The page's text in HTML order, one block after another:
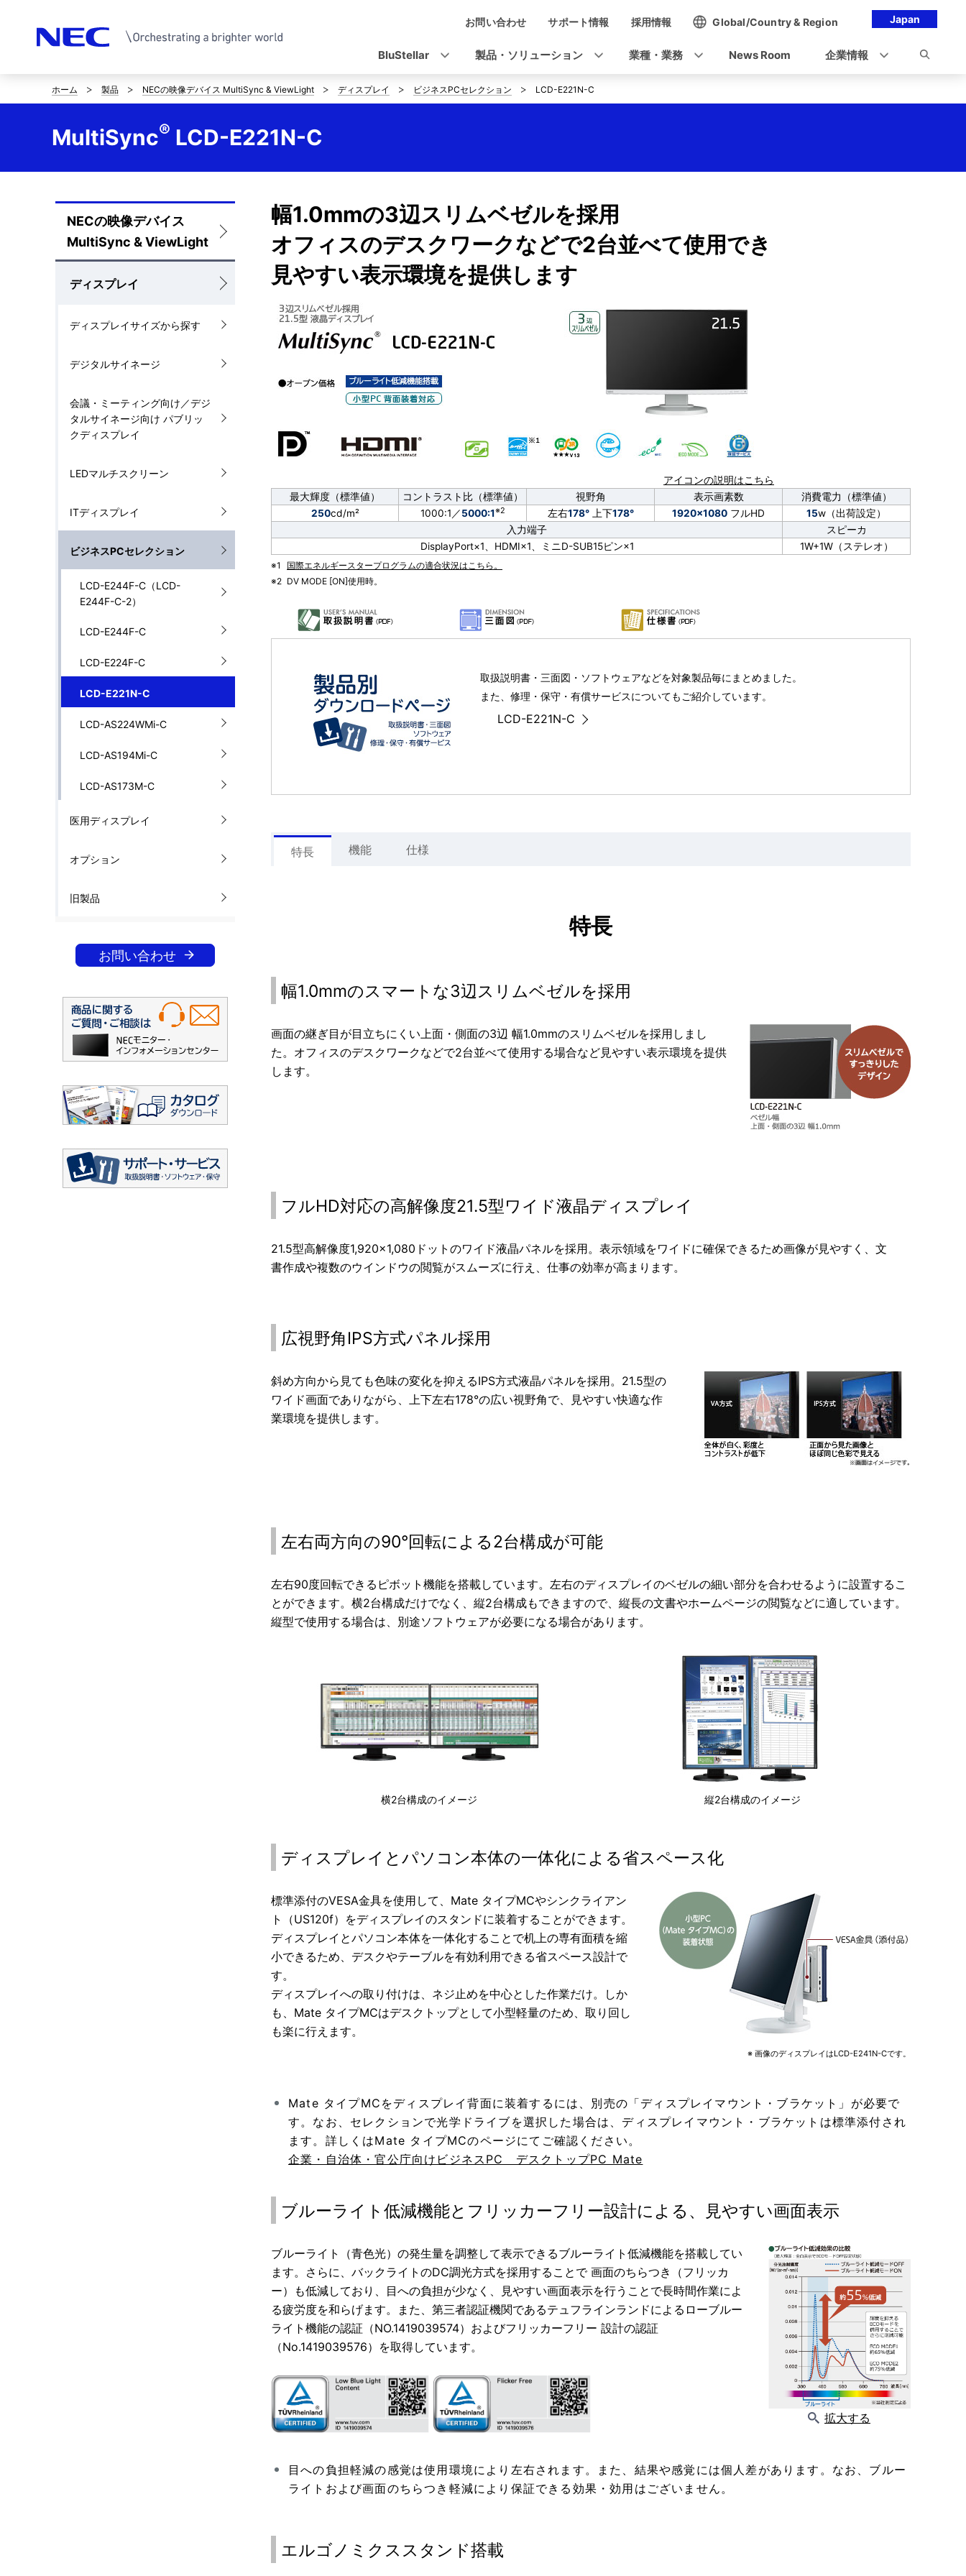
Japan
ゲ
ー
お問い合わせ サポート情報 採用情報 Global/Country & Region
BluStellar 製品・ソリューション 業種・業務 News Room 企業情報
サ
イ
の
現
在
。
ホーム 製品 NECの映像デバイス MultiSync & ViewLight ディスプレイ ビジネスPCセレクション LCD-E221N-C
MultiSync® LCD-E221N-C
ロ
ー
カ
ビ
ゲ
ー
ョ
ン
NECの映像デバイス
MultiSync & ViewLight
ディスプレイ
ディスプレイサイズから探す
デジタルサイネージ
会議・ミーティング向け／デジ
タルサイネージ向け パブリッ
クディスプレイ
LEDマルチスクリーン
ITディスプレイ
ビジネスPCセレクション
LCD-E244F-C（LCD-
E244F-C-2）
LCD-E244F-C
LCD-E224F-C
LCD-E221N-C
LCD-AS224WMi-C
LCD-AS194Mi-C
LCD-AS173M-C
医用ディスプレイ
オプション
旧製品
お問い合わせ
幅1.0mmの3辺スリムベゼルを採用
オフィスのデスクワークなどで2台並べて使用でき
見やすい表示環境を提供します
アイコンの説明はこちら
最大輝度（標準値） コントラスト比（標準値） 視野角 表示画素数
消費電力（標準値）
250cd/m² 1000:1／5000:1※2 左右178°上下178° 1920×1080 フルHD 15w（出荷設定）
入力端子
スピーカ
DisplayPort×1、HDMI×1、ミニD-SUB15ピン×1
1W+1W（ステレオ）
※1
国際エネルギースタープログラムの適合状況はこちら。
※2 DV MODE [ON]使用時。
取扱説明書・三面図・ソフトウェアなどを対象製品毎にまとめました。
また、修理・保守・有償サービスについてもご紹介しています。
LCD-E221N-C
特長 機能 仕様
特長
幅1.0mmのスマートな3辺スリムベゼルを採用
画面の継ぎ目が目立ちにくい上面・側面の3辺 幅1.0mmのスリムベゼルを採用しまし
た。オフィスのデスクワークなどで2台並べて使用する場合など見やすい表示環境を提供
します。
フルHD対応の高解像度21.5型ワイド液晶ディスプレイ
21.5型高解像度1,920×1,080ドットのワイド液晶パネルを採用。表示領域をワイドに確保できるため画像が見やすく、文
書作成や複数のウインドウの閲覧がスムーズに行え、仕事の効率が高まります。
広視野角IPS方式パネル採用
斜め方向から見ても色味の変化を抑えるIPS方式液晶パネルを採用。21.5型の
ワイド画面でありながら、上下左右178°の広い視野角で、見やすい快適な作
業環境を提供します。
左右両方向の90°回転による2台構成が可能
左右90度回転できるピボット機能を搭載しています。左右のディスプレイのベゼルの細い部分を合わせるように設置するこ
とができます。横2台構成だけでなく、縦2台構成もできますので、縦長の文書やホームページの閲覧などに適しています。
縦型で使用する場合は、別途ソフトウェアが必要になる場合があります。
横2台構成のイメージ 縦2台構成のイメージ
ディスプレイとパソコン本体の一体化による省スペース化
※ 画像のディスプレイはLCD-E241N-Cです。
標準添付のVESA金具を使用して、Mate タイプMCやシンクライアン
ト（US120f）をディスプレイのスタンドに装着することができます。
ディスプレイとパソコン本体を一体化することで机上の専有面積を縮
小できるため、デスクやテーブルを有効利用できる省スペース設計で
す。
ディスプレイへの取り付けは、ネジ止めを中心とした作業だけ。しか
も、Mate タイプMCはデスクトップとして小型軽量のため、取り回し
も楽に行えます。
Mate タイプMCをディスプレイ背面に装着するには、別売の「ディスプレイマウント・ブラケット」が必要で
す。なお、セレクションで光学ドライブを選択した場合は、ディスプレイマウント・ブラケットは標準添付され
ます。詳しくはMate タイプMCのページにてご確認ください。
企業・自治体・官公庁向けビジネスPC デスクトップPC Mate
ブルーライト低減機能とフリッカーフリー設計による、見やすい画面表示
拡大する
ブルーライト（青色光）の発生量を調整して表示できるブルーライト低減機能を搭載してい
ます。さらに、バックライトのDC調光方式を採用することで 画面のちらつき（フリッカ
ー）も低減しており、目への負担が少なく、見やすい画面表示を行うことで長時間作業によ
る疲労度を和らげます。また、第三者認証機関であるテュフラインランドによるローブルー
ライト機能の認証（NO.1419039574）およびフリッカーフリー 設計の認証
（No.1419039576）を取得しています。
目への負担軽減の感覚は使用環境により左右されます。また、結果や感覚には個人差があります。なお、ブルー
ライトおよび画面のちらつき軽減により保証できる効果・効用はございません。
エルゴノミクススタンド搭載